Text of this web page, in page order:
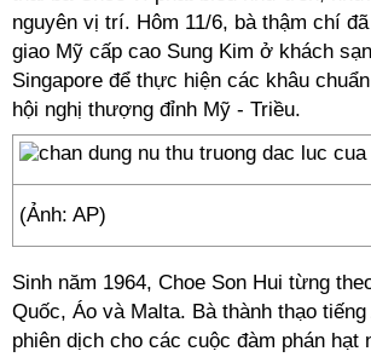
nguyên vị trí. Hôm 11/6, bà thậm chí
giao Mỹ cấp cao Sung Kim ở khách
Singapore để thực hiện các khâu
hội nghị thượng đỉnh Mỹ - Triều.
(Ảnh: AP)
Sinh năm 1964, Choe Son Hui từng
Quốc, Áo và Malta. Bà thành thạo
phiên dịch cho các cuộc đàm phán hạt